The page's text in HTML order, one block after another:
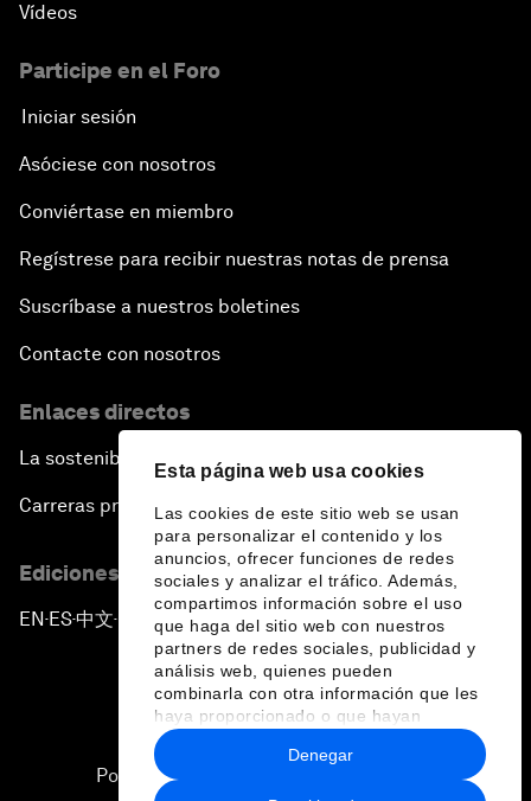
Esta página web usa cookies
Las cookies de este sitio web se usan
para personalizar el contenido y los
anuncios, ofrecer funciones de redes
sociales y analizar el tráfico. Además,
compartimos información sobre el uso
que haga del sitio web con nuestros
partners de redes sociales, publicidad y
análisis web, quienes pueden
combinarla con otra información que les
haya proporcionado o que hayan
recopilado a partir del uso que haya
hecho de sus servicios.
Denegar
Vídeos
Participe en el Foro
Iniciar sesión
Asóciese con nosotros
Conviértase en miembro
Regístrese para recibir nuestras notas de prensa
Suscríbase a nuestros boletines
Contacte con nosotros
Enlaces directos
La sostenibilidad en el Foro
Carreras profesionales
Ediciones en otros idiomas
EN ▪ES▪中文▪ 日本語
Política de privacidad y normas de uso